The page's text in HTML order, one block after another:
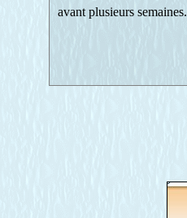
avant plusieurs semaines.